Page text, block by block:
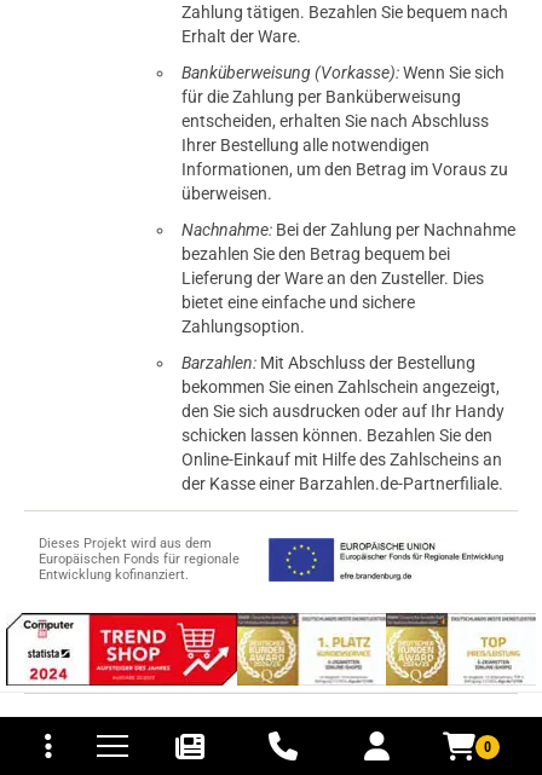
0
und Versandkosten
Zahlung tätigen. Bezahlen Sie bequem nach
Erhalt der Ware.
Banküberweisung (Vorkasse):Wenn Sie sich
für die Zahlung per Banküberweisung
entscheiden, erhalten Sie nach Abschluss
Ihrer Bestellung alle notwendigen
Informationen, um den Betrag im Voraus zu
überweisen.
Nachnahme: Bei der Zahlung per Nachnahme
bezahlen Sie den Betrag bequem bei
Lieferung der Ware an den Zusteller. Dies
bietet eine einfache und sichere
Zahlungsoption.
Barzahlen: Mit Abschluss der Bestellung
bekommen Sie einen Zahlschein angezeigt,
den Sie sich ausdrucken oder auf Ihr Handy
schicken lassen können. Bezahlen Sie den
Online-Einkauf mit Hilfe des Zahlscheins an
der Kasse einer Barzahlen.de-Partnerfiliale.
Dieses Projekt wird aus dem
Europäischen Fonds für regionale
Entwicklung kofinanziert.
© 2015-2026 PB-ViGoods GmbH
*Preise inkl. Mehrwertsteuer, zzgl.
Versandkosten